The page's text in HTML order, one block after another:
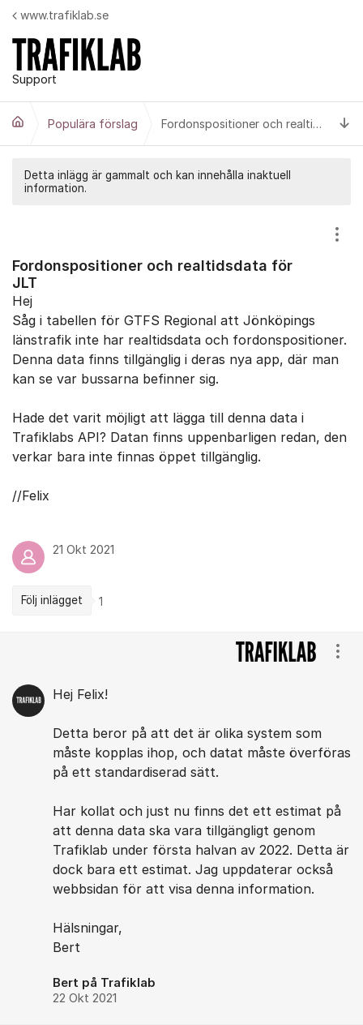
Hoppa till innehåll
Support
www.trafiklab.se
Populära förslag Fordonspositioner och realtidsdata för JLT
Detta inlägg är gammalt och kan innehålla inaktuell
information.
Fordonspositioner och realtidsdata för
JLT
Hej
Såg i tabellen för GTFS Regional att Jönköpings
länstrafik inte har realtidsdata och fordonspositioner.
Denna data finns tillgänglig i deras nya app, där man
kan se var bussarna befinner sig.
Hade det varit möjligt att lägga till denna data i
Trafiklabs API? Datan finns uppenbarligen redan, den
verkar bara inte finnas öppet tillgänglig.
//Felix
21 Okt 2021
Följ inlägget 1
Hej Felix!
Detta beror på att det är olika system som
måste kopplas ihop, och datat måste överföras
på ett standardiserad sätt.
Har kollat och just nu finns det ett estimat på
att denna data ska vara tillgängligt genom
Trafiklab under första halvan av 2022. Detta är
dock bara ett estimat. Jag uppdaterar också
webbsidan för att visa denna information.
Hälsningar,
Bert
Bert på Trafiklab
22 Okt 2021